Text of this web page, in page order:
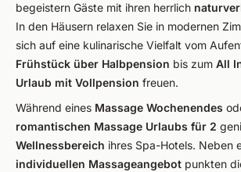
begeistern Gäste mit ihren herrlich
In den Häusern relaxen Sie in modernen
sich auf eine kulinarische Vielfalt vom
Frühstück über Halbpension bis zum All
Urlaub mit Vollpension freuen.
Während eines Massage Wochenendes
romantischen Massage Urlaubs für 2
Wellnessbereich ihres Spa-Hotels. Neben
individuellen Massageangebot punkten